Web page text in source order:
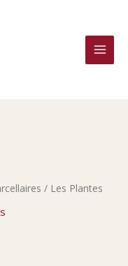
/ Les Plantes